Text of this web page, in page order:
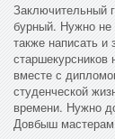
Заключительный
бурный. Нужно не
также написать
старшекурсников
вместе с
студенческой
времени. Нужно
Довбыш